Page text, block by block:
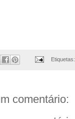
Etiquetas:
comentário: